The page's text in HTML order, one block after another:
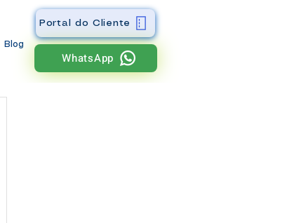
Blog
Portal do Cliente
WhatsApp